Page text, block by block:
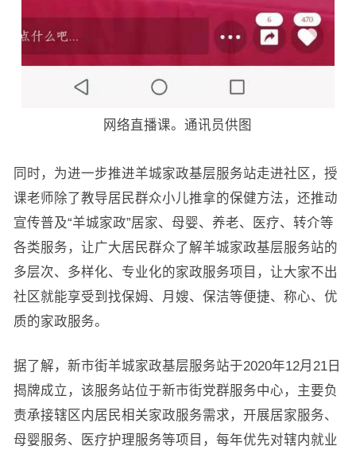
网络直播课。通讯员供图
同时，为进一步推进羊城家政基层服务站走进社区，授
课老师除了教导居民群众小儿推拿的保健方法，还推动
宣传普及“羊城家政”居家、母婴、养老、医疗、转介等
各类服务，让广大居民群众了解羊城家政基层服务站的
多层次、多样化、专业化的家政服务项目，让大家不出
社区就能享受到找保姆、月嫂、保洁等便捷、称心、优
质的家政服务。
据了解，新市街羊城家政基层服务站于2020年12月21日
揭牌成立，该服务站位于新市街党群服务中心，主要负
责承接辖区内居民相关家政服务需求，开展居家服务、
母婴服务、医疗护理服务等项目，每年优先对辖内就业